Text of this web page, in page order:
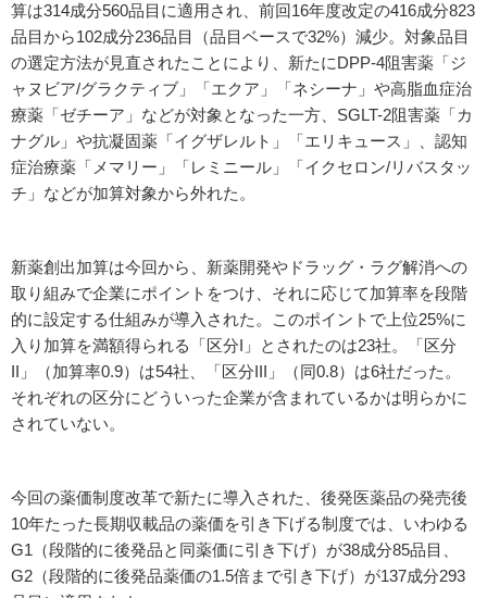
算は314成分560品目に適用され、前回16年度改定の416成分823
品目から102成分236品目（品目ベースで32%）減少。対象品目
の選定方法が見直されたことにより、新たにDPP-4阻害薬「ジ
ャヌビア/グラクティブ」「エクア」「ネシーナ」や高脂血症治
療薬「ゼチーア」などが対象となった一方、SGLT-2阻害薬「カ
ナグル」や抗凝固薬「イグザレルト」「エリキュース」、認知
症治療薬「メマリー」「レミニール」「イクセロン/リバスタッ
チ」などが加算対象から外れた。
新薬創出加算は今回から、新薬開発やドラッグ・ラグ解消への
取り組みで企業にポイントをつけ、それに応じて加算率を段階
的に設定する仕組みが導入された。このポイントで上位25%に
入り加算を満額得られる「区分I」とされたのは23社。「区分
II」（加算率0.9）は54社、「区分III」（同0.8）は6社だった。
それぞれの区分にどういった企業が含まれているかは明らかに
されていない。
今回の薬価制度改革で新たに導入された、後発医薬品の発売後
10年たった長期収載品の薬価を引き下げる制度では、いわゆる
G1（段階的に後発品と同薬価に引き下げ）が38成分85品目、
G2（段階的に後発品薬価の1.5倍まで引き下げ）が137成分293